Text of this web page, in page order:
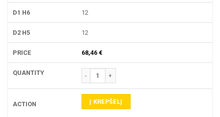
12
12
68,46 €
produkto kiekis: 2680-90-HSS NC CENTRAVIMO
Į KREPŠELĮ